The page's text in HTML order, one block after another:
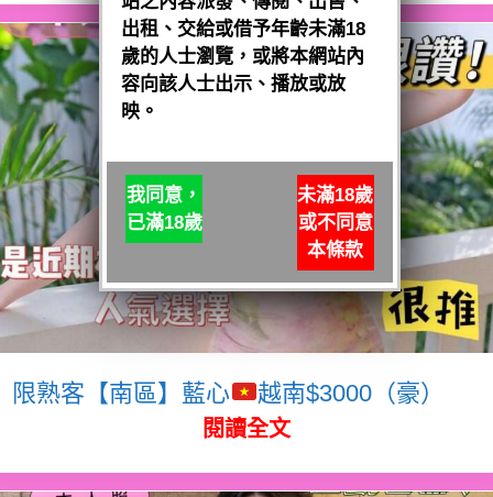
限熟客【南區】藍心 越南$3000（豪）
閱讀全文
出租、交給或借予年齡未滿18
歲的人士瀏覽，或將本網站內
容向該人士出示、播放或放
映。
我同意，
已滿18歲
未滿18歲
或不同意
本條款